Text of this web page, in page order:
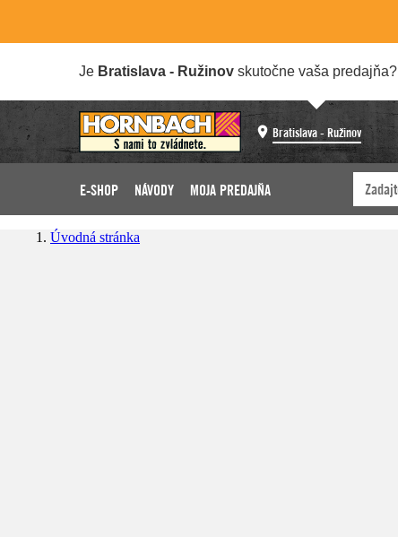
Je Bratislava - Ružinov skutočne vaša predajňa?
Bratislava - Ružinov
E-SHOP NÁVODY MOJA PREDAJŇA
Úvodná stránka